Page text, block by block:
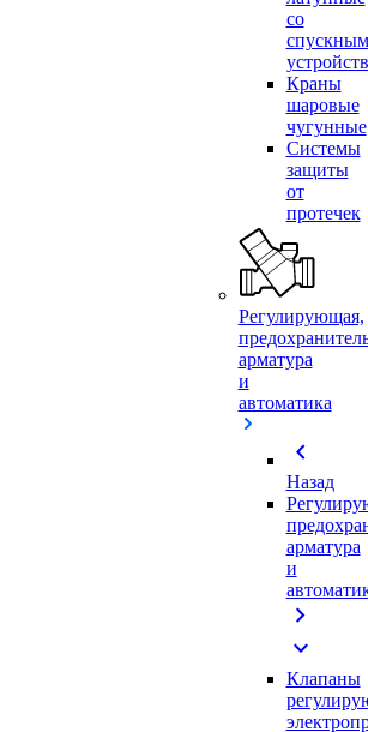
со
спускным
Краны
шаровые
чугунные
Системы
защиты
от
протечек
Регулирующая,
арматура
и
автоматика
chevron_left
Назад
арматура
и
chevron_right
expand_more
Клапаны